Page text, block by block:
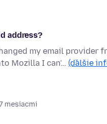
address?
my email provider
Mozilla I can'… (ďalšie
mesiacmi